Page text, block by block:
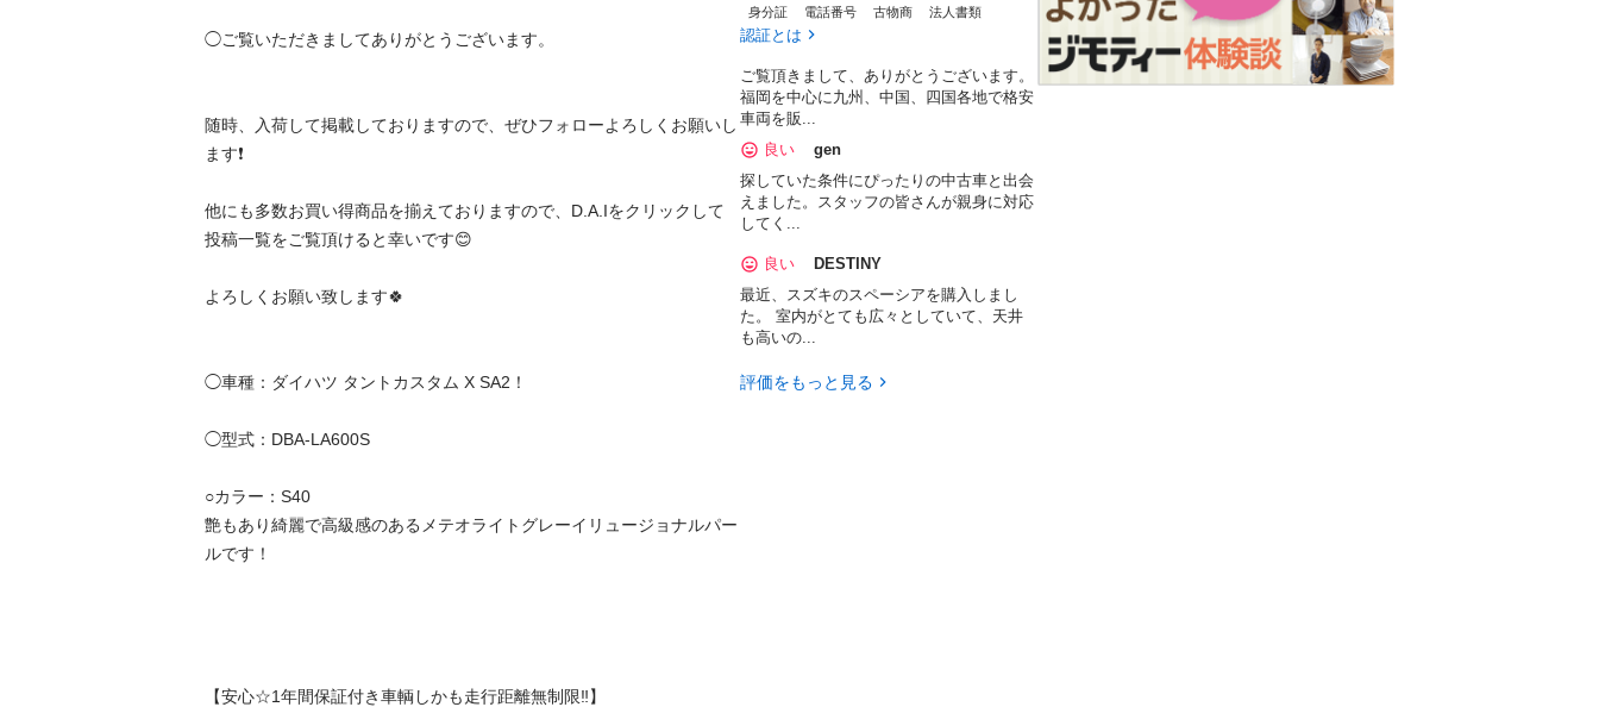
◯ご覧いただきましてありがとうございます。
随時、入荷して掲載しておりますので、ぜひフォローよろしくお願いし
ます❗️
他にも多数お買い得商品を揃えておりますので、D.A.Iをクリックして
投稿一覧をご覧頂けると幸いです😊
よろしくお願い致します🍀
◯車種：ダイハツ タントカスタム X SA2！
◯型式：DBA-LA600S
○カラー：S40
艶もあり綺麗で高級感のあるメテオライトグレーイリュージョナルパー
ルです！
【安心☆1年間保証付き車輌しかも走行距離無制限‼️】
身分証 電話番号 古物商 法人書類
認証とは
ご覧頂きまして、ありがとうございます。
福岡を中心に九州、中国、四国各地で格安
車両を販...
良い
gen
探していた条件にぴったりの中古車と出会
えました。スタッフの皆さんが親身に対応
してく...
良い
DESTINY
最近、スズキのスペーシアを購入しまし
た。 室内がとても広々としていて、天井
も高いの...
評価をもっと見る